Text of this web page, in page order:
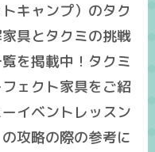
キャンプ）のタク
具とタクミの挑戦
を掲載中！タクミ
ェクト家具をご紹
イベントレッスン
攻略の際の参考に